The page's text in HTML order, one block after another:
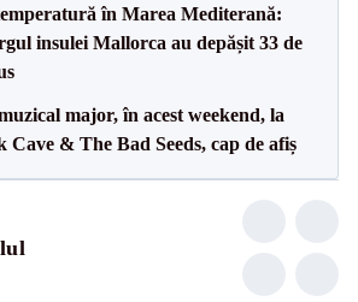
în Marea Mediterană:
insulei Mallorca au depășit 33 de
major, în acest weekend, la
Cave & The Bad Seeds, cap de afiș